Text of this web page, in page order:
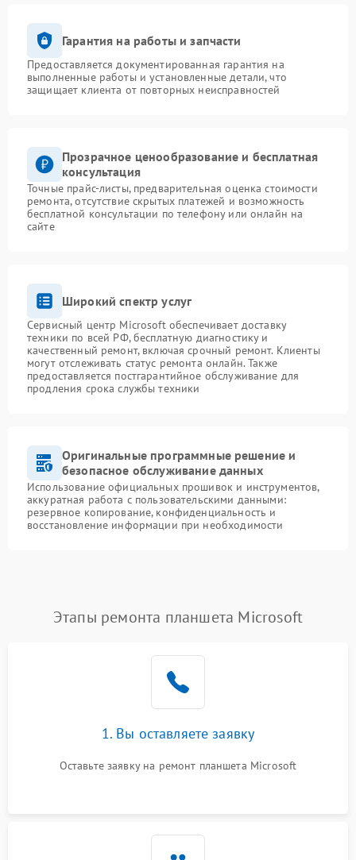
Гарантия на работы и запчасти
Предоставляется документированная гарантия на
выполненные работы и установленные детали, что
защищает клиента от повторных неисправностей
Прозрачное ценообразование и бесплатная
консультация
Точные прайс-листы, предварительная оценка стоимости
ремонта, отсутствие скрытых платежей и возможность
бесплатной консультации по телефону или онлайн на
сайте
Широкий спектр услуг
Сервисный центр Microsoft обеспечивает доставку
техники по всей РФ, бесплатную диагностику и
качественный ремонт, включая срочный ремонт. Клиенты
могут отслеживать статус ремонта онлайн. Также
предоставляется постгарантийное обслуживание для
продления срока службы техники
Оригинальные программные решение и
безопасное обслуживание данных
Использование официальных прошивок и инструментов,
аккуратная работа с пользовательскими данными:
резервное копирование, конфиденциальность и
восстановление информации при необходимости
Этапы ремонта планшета Microsoft
1. Вы оставляете заявку
Оставьте заявку на ремонт планшета Microsoft